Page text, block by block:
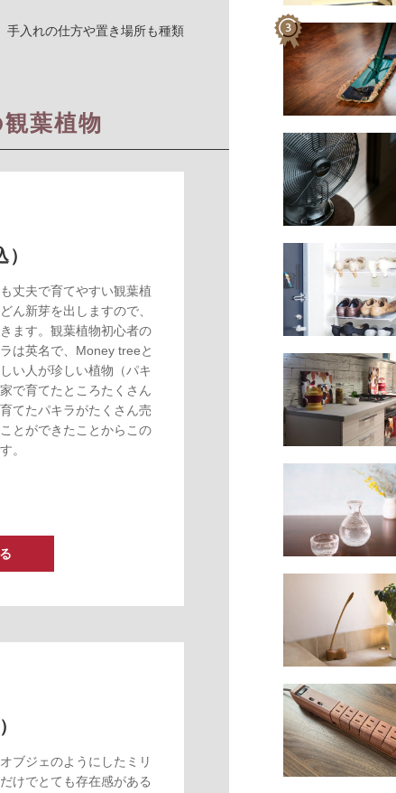
手入れの仕方や置き場所も種類
観葉植物
丈夫で育てやすい観葉植
ん新芽を出しますので、
ます。観葉植物初心者の
は英名で、Money treeと
い人が珍しい植物（パキ
で育てたところたくさん
てたパキラがたくさん売
とができたことからこの
。
ブジェのようにしたミリ
けでとても存在感がある